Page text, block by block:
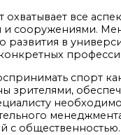
все
сооружениями.
развития в
спорт
зрителями,
с общественностью.